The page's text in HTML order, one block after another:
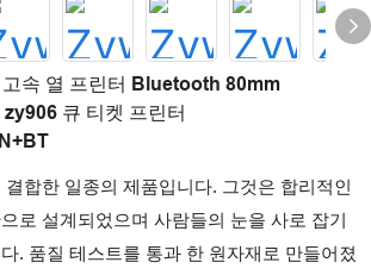
속 열 프린터 Bluetooth 80mm
큐 티켓 프린터
합한 일종의 제품입니다. 그것은 합리적인
로 설계되었으며 사람들의 눈을 사로 잡기
. 품질 테스트를 통과 한 원자재로 만들어졌